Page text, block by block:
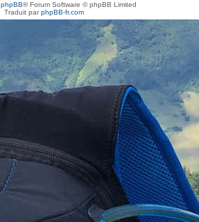
phpBB® Forum Software © phpBB Limited
Traduit parphpBB-fr.com